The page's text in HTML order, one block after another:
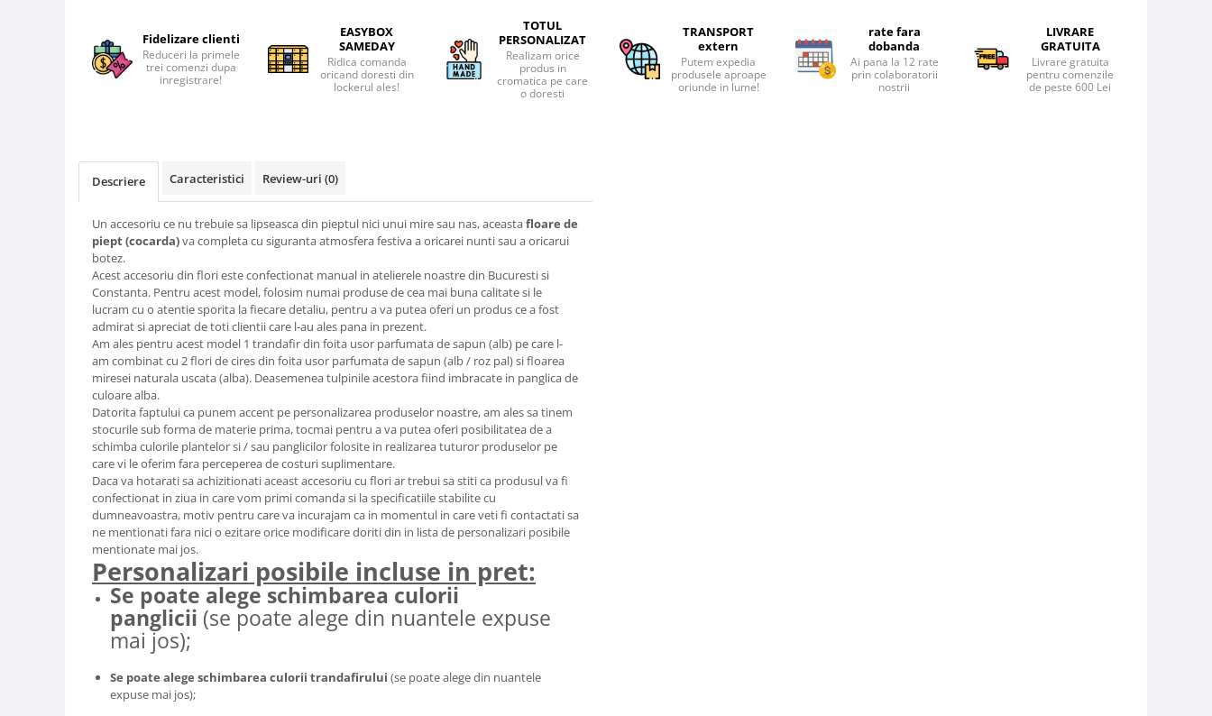
Fidelizare clienti
Reduceri la primele
trei comenzi dupa
inregistrare!
EASYBOX
SAMEDAY
Ridica comanda
oricand doresti din
lockerul ales!
TOTUL
PERSONALIZAT
Realizam orice
produs in
cromatica pe care
o doresti
TRANSPORT
extern
Putem expedia
produsele aproape
oriunde in lume!
rate fara
dobanda
Ai pana la 12 rate
prin colaboratorii
nostrii
LIVRARE
GRATUITA
Livrare gratuita
pentru comenzile
de peste 600 Lei
Descriere Caracteristici Review-uri (0)
Un accesoriu ce nu trebuie sa lipseasca din pieptul nici unui mire sau nas, aceastafloare de
piept (cocarda)va completa cu siguranta atmosfera festiva a oricarei nunti sau a oricarui
botez.
Acest accesoriu din flori este confectionat manual in atelierele noastre din Bucuresti si
Constanta. Pentru acest model, folosim numai produse de cea mai buna calitate si le
lucram cu o atentie sporita la fiecare detaliu, pentru a va putea oferi un produs ce a fost
admirat si apreciat de toti clientii care l-au ales pana in prezent.
Am ales pentru acest model 1 trandafir din foita usor parfumata de sapun (alb) pe care l-
am combinat cu 2 flori de cires din foita usor parfumata de sapun (alb / roz pal) si floarea
miresei naturala uscata (alba). Deasemenea tulpinile acestora fiind imbracate in panglica de
culoare alba.
Datorita faptului ca punem accent pe personalizarea produselor noastre, am ales sa tinem
stocurile sub forma de materie prima, tocmai pentru a va putea oferi posibilitatea de a
schimba culorile plantelor si / sau panglicilor folosite in realizarea tuturor produselor pe
care vi le oferim fara perceperea de costuri suplimentare.
Daca va hotarati sa achizitionati aceast accesoriu cu flori ar trebui sa stiti ca produsul va fi
confectionat in ziua in care vom primi comanda si la specificatiile stabilite cu
dumneavoastra, motiv pentru care va incurajam ca in momentul in care veti fi contactati sa
ne mentionati fara nici o ezitare orice modificare doriti din in lista de personalizari posibile
mentionate mai jos.
Personalizari posibile incluse in pret:
Se poate alege schimbarea culorii
panglicii (se poate alege din nuantele expuse
mai jos);
Se poate alege schimbarea culorii trandafirului (se poate alege din nuantele
expuse mai jos);